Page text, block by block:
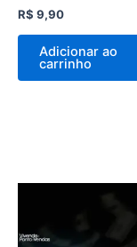
R$ 9,90
Adicionar ao
carrinho